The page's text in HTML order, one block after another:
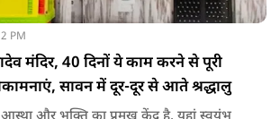
PM
मंदिर, 40 दिनों ये काम करने से पूरी
सावन में दूर-दूर से आते श्रद्धालु